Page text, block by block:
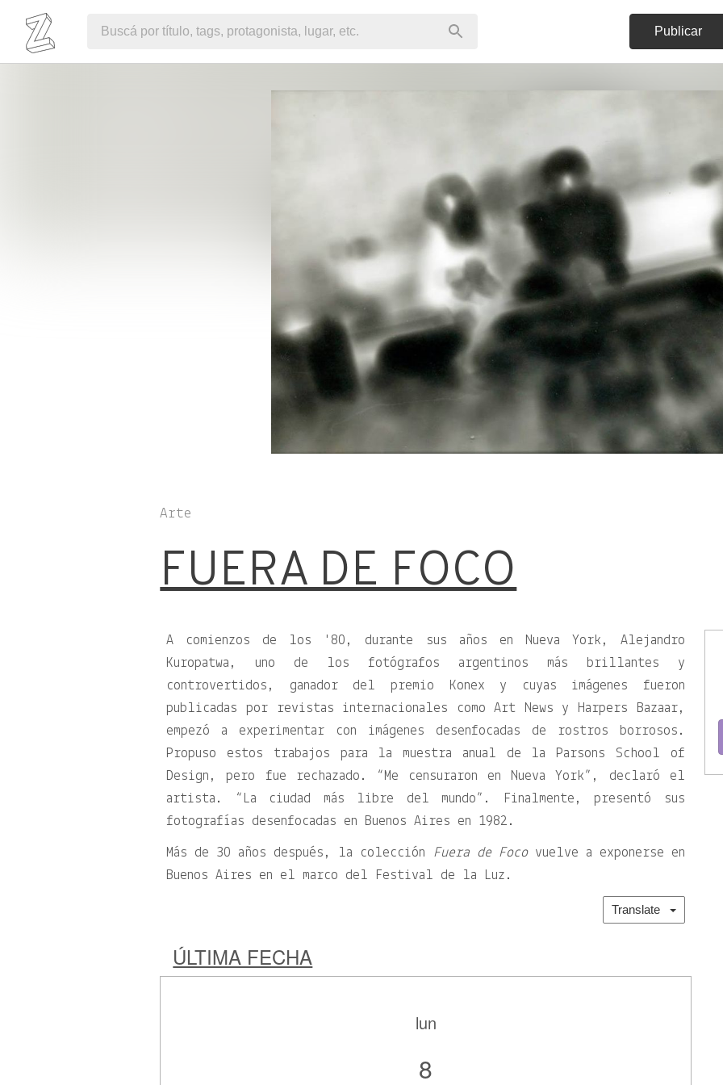
Publicar
Arte
FUERA DE FOCO
A comienzos de los '80, durante sus años en Nueva York, Alejandro
Kuropatwa, uno de los fotógrafos argentinos más brillantes y
controvertidos, ganador del premio Konex y cuyas imágenes fueron
publicadas por revistas internacionales como Art News y Harpers Bazaar,
empezó a experimentar con imágenes desenfocadas de rostros borrosos.
Propuso estos trabajos para la muestra anual de la Parsons School of
Design, pero fue rechazado. “Me censuraron en Nueva York”, declaró el
artista. “La ciudad más libre del mundo”. Finalmente, presentó sus
fotografías desenfocadas en Buenos Aires en 1982.
Más de 30 años después, la colección Fuera de Focovuelve a exponerse en
Buenos Aires en el marco del Festival de la Luz.
Translate
ÚLTIMA FECHA
lun
8